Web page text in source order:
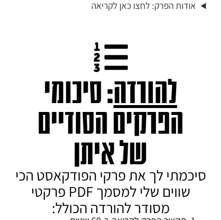
אודות הפרק: לחצו כאן לקריאה
להורדה: סיכומי
הפרקים הסודיים
של איתן
סיכמתי לך את פרקי הפודקאסט הכי
שווים שלי למסמך PDF פרקטי
מסודר להורדה הכולל: